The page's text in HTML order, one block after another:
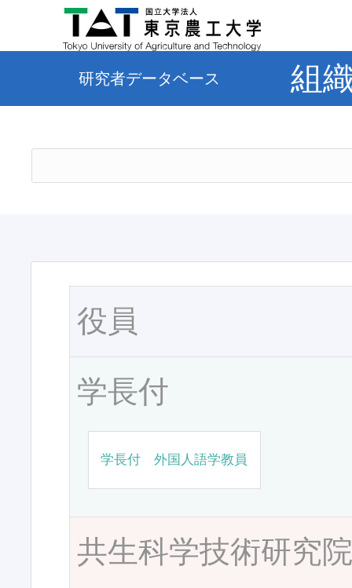
研究者データベース 組
役員
学長付
学長付 外国人語学教員
共生科学技術研究